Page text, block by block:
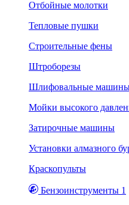
Отбойные молотки
Тепловые пушки
Строительные фены
Штроборезы
Шлифовальные
Мойки высокого
Затирочные машины
Установки алмазного
Краскопульты
Бензоинструменты 1